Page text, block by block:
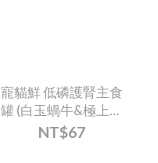
寵貓鮮 低磷護腎主食
罐 (白玉蝸牛&極上鮭
魚) 80g/罐
NT$67